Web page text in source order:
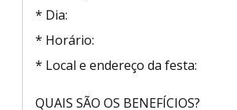
* Dia:
* Horário:
* Local e endereço da festa:
QUAIS SÃO OS BENEFÍCIOS?